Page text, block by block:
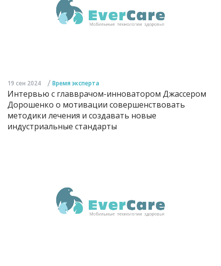
19 сен 2024 / Время эксперта
Интервью с главврачом-инноватором Джассером
Дорошенко о мотивации совершенствовать
методики лечения и создавать новые
индустриальные стандарты